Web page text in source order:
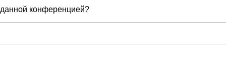
конференцией?